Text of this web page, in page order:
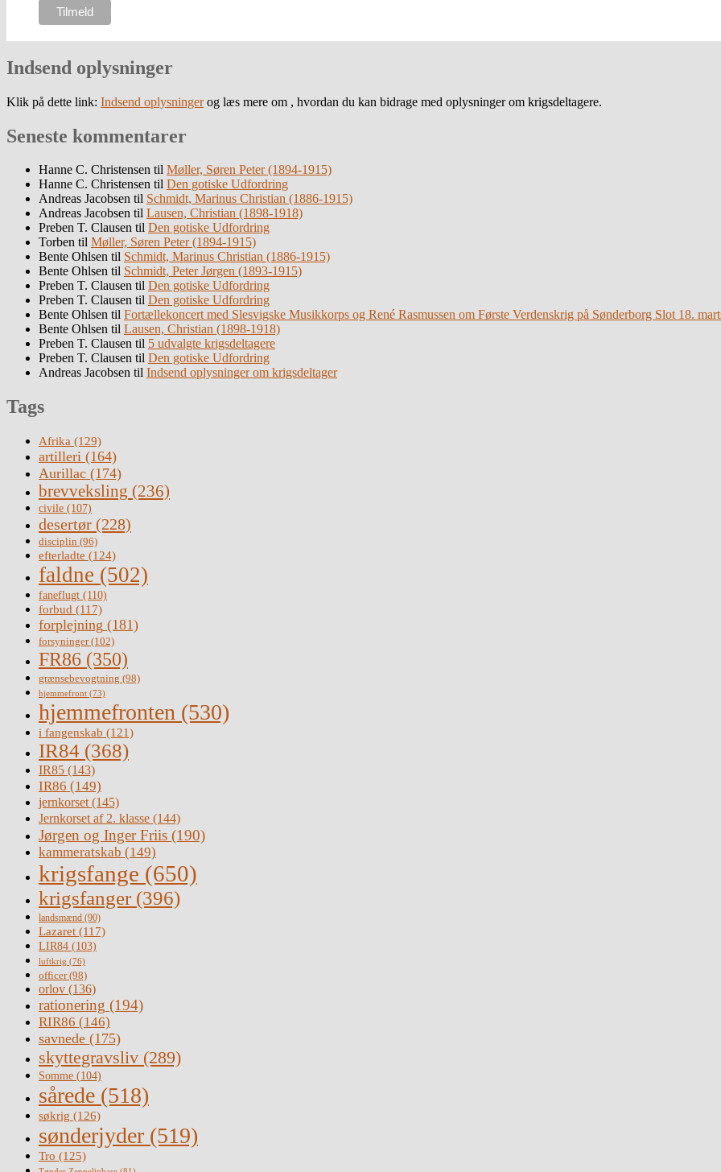
Indsend oplysninger
Klik på dette link: Indsend oplysningerog læs mere om , hvordan du kan bidrage med oplysninger om krigsdeltagere.
Seneste kommentarer
Hanne C. Christensen til Møller, Søren Peter (1894-1915)
Hanne C. Christensen til Den gotiske Udfordring
Andreas Jacobsen til Schmidt, Marinus Christian (1886-1915)
Andreas Jacobsen til Lausen, Christian (1898-1918)
Preben T. Clausen til Den gotiske Udfordring
Torben til Møller, Søren Peter (1894-1915)
Bente Ohlsen til Schmidt, Marinus Christian (1886-1915)
Bente Ohlsen til Schmidt, Peter Jørgen (1893-1915)
Preben T. Clausen til Den gotiske Udfordring
Preben T. Clausen til Den gotiske Udfordring
Bente Ohlsen til Fortællekoncert med Slesvigske Musikkorps og René Rasmussen om Første Verdenskrig på Sønderborg Slot 18.
Bente Ohlsen til Lausen, Christian (1898-1918)
Preben T. Clausen til 5 udvalgte krigsdeltagere
Preben T. Clausen til Den gotiske Udfordring
Andreas Jacobsen til Indsend oplysninger om krigsdeltager
Tags
Afrika (129)
artilleri (164)
Aurillac (174)
brevveksling (236)
civile (107)
desertør (228)
disciplin (96)
efterladte (124)
faldne (502)
faneflugt (110)
forbud (117)
forplejning (181)
forsyninger(102)
FR86 (350)
grænsebevogtning (98)
hjemmefront (73)
hjemmefronten (530)
i fangenskab (121)
IR84 (368)
IR85 (143)
IR86 (149)
jernkorset(145)
Jernkorset af 2. klasse (144)
Jørgen og Inger Friis (190)
kammeratskab (149)
krigsfange (650)
krigsfanger (396)
landsmænd (90)
Lazaret (117)
LIR84 (103)
luftkrig (76)
officer(98)
orlov (136)
rationering (194)
RIR86 (146)
savnede (175)
skyttegravsliv (289)
Somme (104)
sårede (518)
søkrig (126)
sønderjyder (519)
Tro (125)